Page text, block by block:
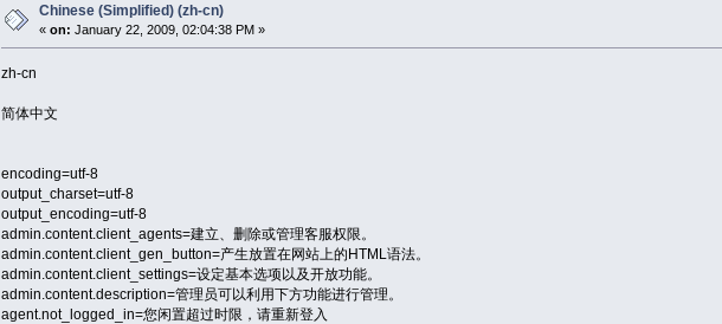
Chinese (Simplified) (zh-cn)
«on: January 22, 2009, 02:04:38 PM »
zh-cn
简体中文
encoding=utf-8
output_charset=utf-8
output_encoding=utf-8
admin.content.client_agents=建立、删除或管理客服权限。
admin.content.client_gen_button=产生放置在网站上的HTML语法。
admin.content.client_settings=设定基本选项以及开放功能。
admin.content.description=管理员可以利用下方功能进行管理。
agent.not_logged_in=您闲置超过时限，请重新登入